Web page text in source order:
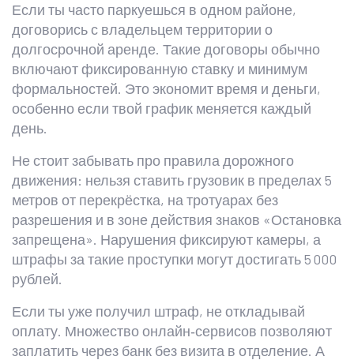
Если ты часто паркуешься в одном районе,
договорись с владельцем территории о
долгосрочной аренде. Такие договоры обычно
включают фиксированную ставку и минимум
формальностей. Это экономит время и деньги,
особенно если твой график меняется каждый
день.
Не стоит забывать про правила дорожного
движения: нельзя ставить грузовик в пределах 5
метров от перекрёстка, на тротуарах без
разрешения и в зоне действия знаков «Остановка
запрещена». Нарушения фиксируют камеры, а
штрафы за такие проступки могут достигать 5 000
рублей.
Если ты уже получил штраф, не откладывай
оплату. Множество онлайн‑сервисов позволяют
заплатить через банк без визита в отделение. А